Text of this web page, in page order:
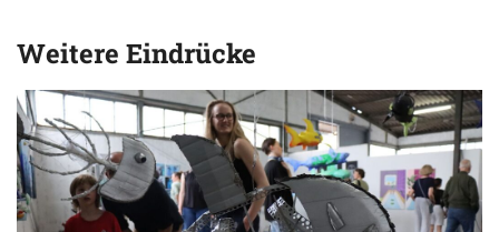
Weitere Eindrücke